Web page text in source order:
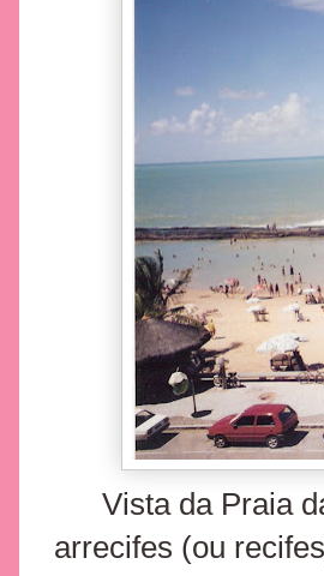
Vista da Praia
arrecifes (ou